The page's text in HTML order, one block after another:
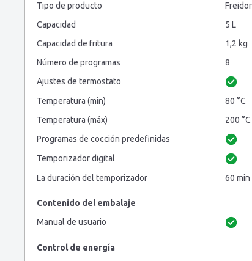
Tipo de producto
Capacidad
5 L
Capacidad de fritura
1,2 kg
Número de programas
8
Ajustes de termostato
Temperatura (min)
80 °C
Temperatura (máx)
200 °C
Programas de cocción predefinidas
Temporizador digital
La duración del temporizador
60 min
Contenido del embalaje
Manual de usuario
Control de energía